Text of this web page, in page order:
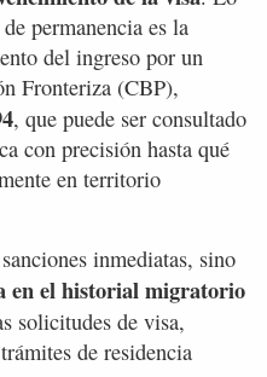
permanencia es la
del ingreso por un
Fronteriza (CBP),
, que puede ser consultado
con precisión hasta qué
en territorio
inmediatas, sino
en el historial migratorio
solicitudes de visa,
de residencia